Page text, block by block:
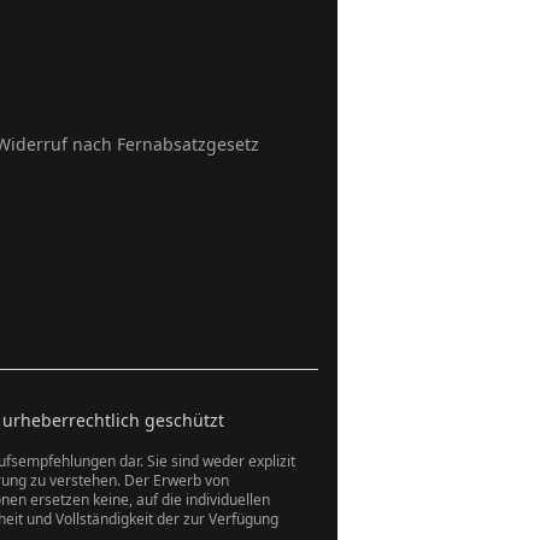
nach Fernabsatzgesetz
urheberrechtlich geschützt
dar. Sie sind weder explizit
zu verstehen. Der Erwerb von
ersetzen keine, auf die individuellen
und Vollständigkeit der zur Verfügung